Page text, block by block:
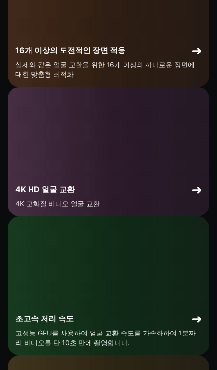
16개 이상의 도전적인 장면 적응
실제와 같은 얼굴 교환을 위한 16개 이상의 까다로운 장면에
대한 맞춤형 최적화
4K HD 얼굴 교환
4K 고화질 비디오 얼굴 교환
초고속 처리 속도
고성능 GPU를 사용하여 얼굴 교환 속도를 가속화하여 1분짜
리 비디오를 단 10초 만에 촬영합니다.